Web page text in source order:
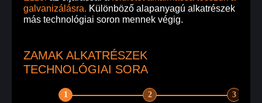
galvanizálásra. Különböző alapanyagú alkatrészek
más technológiai soron mennek végig.
ZAMAK ALKATRÉSZEK
TECHNOLÓGIAI SORA
1 2 3